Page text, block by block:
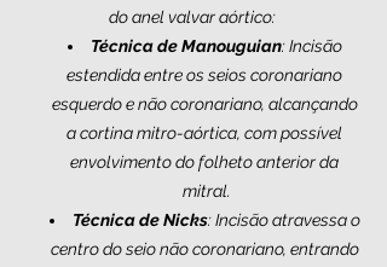
do anel valvar aórtico:
Técnica de Manouguian: Incisão
estendida entre os seios coronariano
esquerdo e não coronariano, alcançando
a cortina mitro-aórtica, com possível
envolvimento do folheto anterior da
mitral.
Técnica de Nicks: Incisão atravessa o
centro do seio não coronariano, entrando